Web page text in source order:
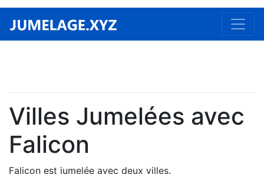
Villes Jumelées avec
Falicon
Falicon est jumelée avec deux villes.